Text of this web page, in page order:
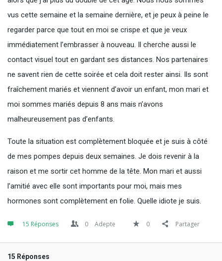
vus cette semaine et la semaine dernière, et je peux à peine le
regarder parce que tout en moi se crispe et que je veux
immédiatement l’embrasser à nouveau. Il cherche aussi le
contact visuel tout en gardant ses distances. Nos partenaires
ne savent rien de cette soirée et cela doit rester ainsi. Ils sont
fraîchement mariés et viennent d’avoir un enfant, mon mari et
moi sommes mariés depuis 8 ans mais n’avons
malheureusement pas d’enfants.
Toute la situation est complètement bloquée et je suis à côté
de mes pompes depuis deux semaines. Je dois revenir à la
raison et me sortir cet homme de la tête. Mon mari et aussi
l’amitié avec elle sont importants pour moi, mais mes
hormones sont complètement en folie. Quelle idiote je suis.
15 Réponses 0 Adepte 0 Partager
15 Réponses